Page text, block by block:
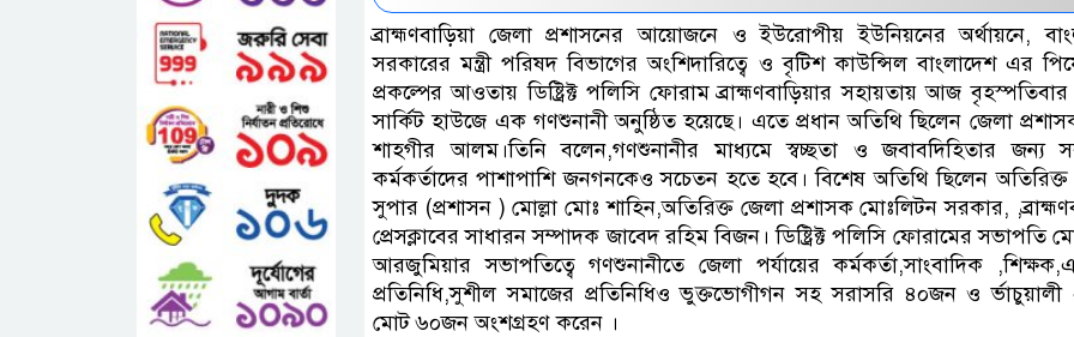
ব্রাহ্মণবাড়িয়া জেলা প্রশাসনের আয়োজনে ও ইউরোপীয় ইউনিয়নের অর্থায়নে,
সরকারের মন্ত্রী পরিষদ বিভাগের অংশিদারিত্বে ও বৃটিশ কাউন্সিল বাংলাদেশ এর
প্রকল্পের আওতায় ডিষ্ট্রিক্ট পলিসি ফোরাম ব্রাহ্মণবাড়িয়ার সহায়তায় আজ বৃহস্পতিবার
সার্কিট হাউজে এক গণশুনানী অনুষ্ঠিত হয়েছে। এতে প্রধান অতিথি ছিলেন জেলা
শাহগীর আলম।তিনি বলেন,গণশুনানীর মাধ্যমে স্বচ্ছতা ও জবাবদিহিতার জন্য
কর্মকর্তাদের পাশাপাশি জনগনকেও সচেতন হতে হবে। বিশেষ অতিথি ছিলেন
সুপার (প্রশাসন ) মোল্লা মোঃ শাহিন,অতিরিক্ত জেলা প্রশাসক মোঃলিটন সরকার,
প্রেসক্লাবের সাধারন সম্পাদক জাবেদ রহিম বিজন। ডিষ্ট্রিক্ট পলিসি ফোরামের সভাপতি
আরজুমিয়ার সভাপতিত্বে গণশুনানীতে জেলা পর্যায়ের কর্মকর্তা,সাংবাদিক
প্রতিনিধি,সুশীল সমাজের প্রতিনিধিও ভুক্তভোগীগন সহ সরাসরি ৪০জন ও
মোট ৬০জন অংশগ্রহণ করেন ।